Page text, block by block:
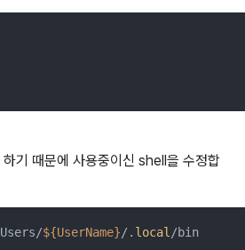
기 때문에 사용중이신 shell을 수정합
${UserName}/. local /bin